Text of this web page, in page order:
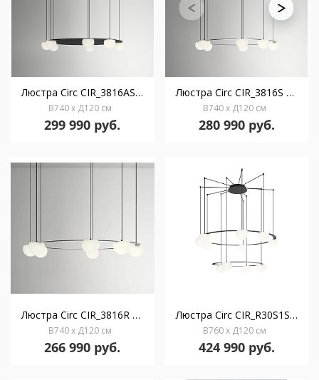
Люстра Circ CIR_3816AS с акустической панелью
В740 x Д120 см
299 990 руб.
Люстра Circ CIR_3816S с поверхностным навесом
В740 x Д120 см
280 990 руб.
Люстра Circ CIR_3816R с углубленным навесом
В740 x Д120 см
266 990 руб.
Люстра Circ CIR_R30S1SP1MP с поверхностным навесом
В760 x Д120 см
424 990 руб.